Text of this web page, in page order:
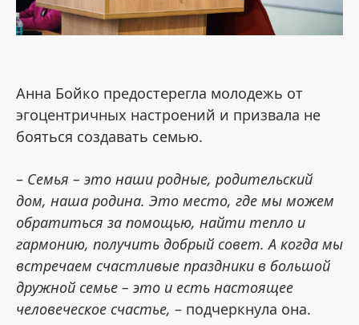
Анна Бойко предостерегла молодежь от
эгоцентричных настроений и призвала не
бояться создавать семью.
– Семья – это наши родные, родительский
дом, наша родина. Это место, где мы можем
обратиться за помощью, найти тепло и
гармонию, получить добрый совет. А когда мы
встречаем счастливые праздники в большой
дружной семье – это и есть настоящее
человеческое счастье, – подчеркнула она.